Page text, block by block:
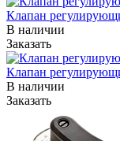
Клапан
В наличии
Заказать
Клапан
В наличии
Заказать